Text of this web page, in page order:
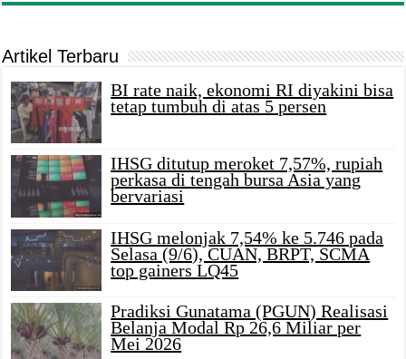
Artikel Terbaru
BI rate naik, ekonomi RI diyakini bisa
tetap tumbuh di atas 5 persen
IHSG ditutup meroket 7,57%, rupiah
perkasa di tengah bursa Asia yang
bervariasi
IHSG melonjak 7,54% ke 5.746 pada
Selasa (9/6), CUAN, BRPT, SCMA
top gainers LQ45
Pradiksi Gunatama (PGUN) Realisasi
Belanja Modal Rp 26,6 Miliar per
Mei 2026